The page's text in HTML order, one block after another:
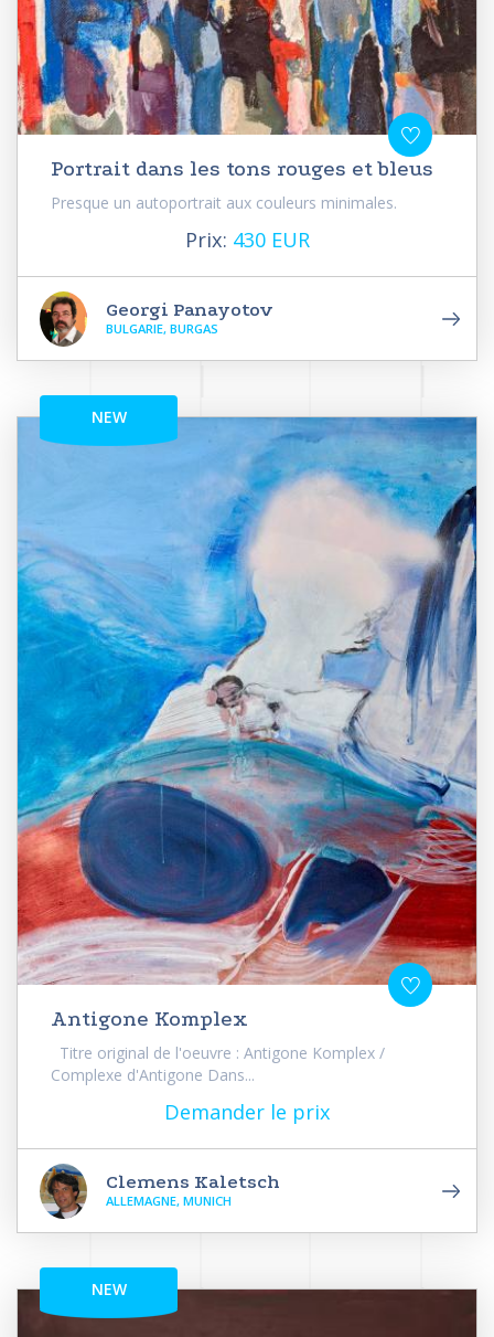
Portrait dans les tons rouges et bleus
Presque un autoportrait aux couleurs minimales.
Prix: 430 EUR
Georgi Panayotov
BULGARIE, BURGAS
NEW
Antigone Komplex
Titre original de l'oeuvre : Antigone Komplex /
Complexe d'Antigone Dans...
Demander le prix
Clemens Kaletsch
ALLEMAGNE, MUNICH
NEW